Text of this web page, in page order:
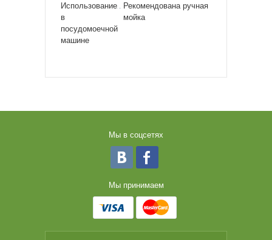
Использование
в
посудомоечной
машине
Рекомендована ручная
мойка
Мы в соцсетях
Мы принимаем